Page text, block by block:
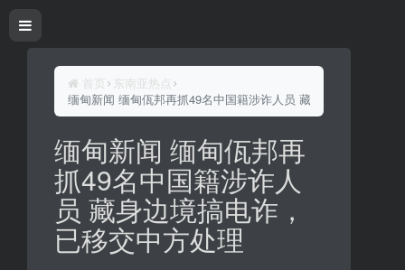
首页
东南亚热点
缅甸新闻 缅甸佤邦再抓49名中国籍涉诈人员 藏身边境搞电诈，
缅甸新闻 缅甸佤邦再
抓49名中国籍涉诈人
员 藏身边境搞电诈，
已移交中方处理